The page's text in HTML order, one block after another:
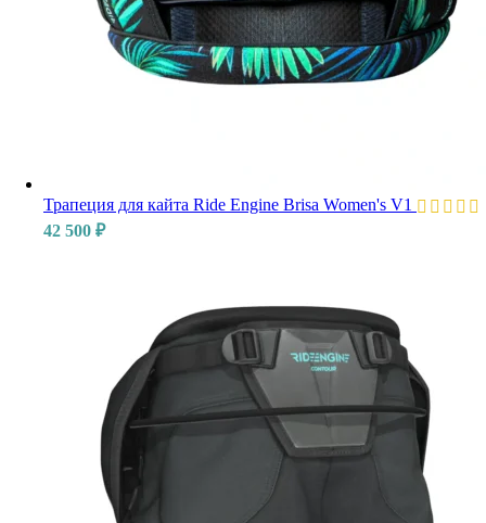
Трапеция для кайта Ride Engine Brisa Women's V1
42 500 ₽